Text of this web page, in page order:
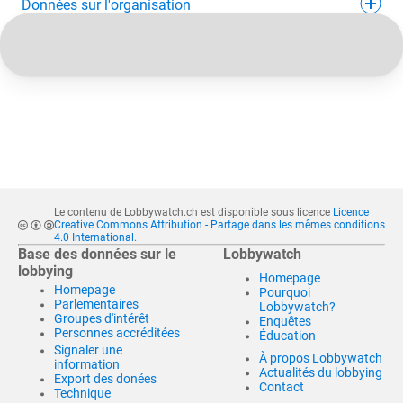
Données sur l'organisation
Le contenu de Lobbywatch.ch est disponible sous licence Licence
Creative Commons Attribution - Partage dans les mêmes conditions
4.0 International .
Base des données sur le
lobbying
Homepage
Parlementaires
Groupes d'intérêt
Personnes accréditées
Signaler une
information
Export des donées
Technique
Lobbywatch
Homepage
Pourquoi
Lobbywatch?
Enquêtes
Éducation
À propos Lobbywatch
Actualités du lobbying
Contact